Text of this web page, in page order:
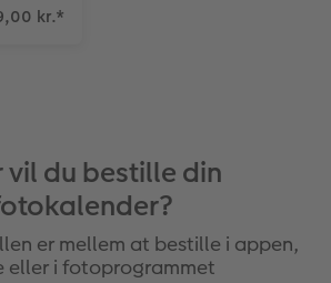
kr.*
vil du bestille din
er mellem at bestille i appen,
eller i fotoprogrammet